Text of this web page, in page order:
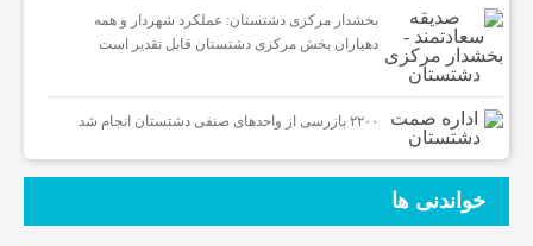
بخشدار مرکزی دشتستان: عملکرد شهردار و همه
دهیاران بخش مرکزی دشتستان قابل تقدیر است
۲۲۰۰ بازرسی از واحدهای صنفی دشتستان انجام شد
خواندنی ها